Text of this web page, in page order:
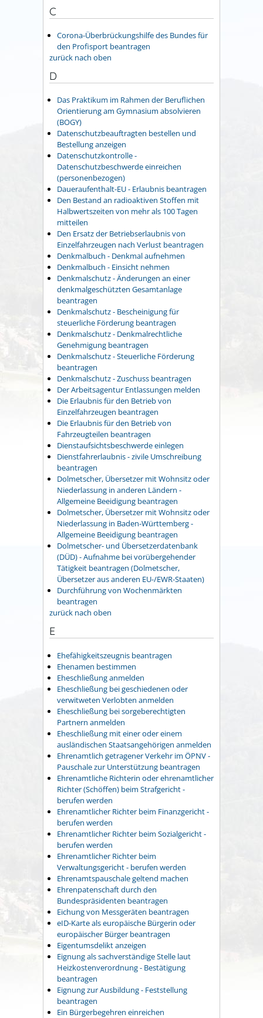
C
Corona-Überbrückungshilfe des Bundes für
den Profisport beantragen
zurück nach oben
D
Das Praktikum im Rahmen der Beruflichen
Orientierung am Gymnasium absolvieren
(BOGY)
Datenschutzbeauftragten bestellen und
Bestellung anzeigen
Datenschutzkontrolle -
Datenschutzbeschwerde einreichen
(personenbezogen)
Daueraufenthalt-EU - Erlaubnis beantragen
Den Bestand an radioaktiven Stoffen mit
Halbwertszeiten von mehr als 100 Tagen
mitteilen
Den Ersatz der Betriebserlaubnis von
Einzelfahrzeugen nach Verlust beantragen
Denkmalbuch - Denkmal aufnehmen
Denkmalbuch - Einsicht nehmen
Denkmalschutz - Änderungen an einer
denkmalgeschützten Gesamtanlage
beantragen
Denkmalschutz - Bescheinigung für
steuerliche Förderung beantragen
Denkmalschutz - Denkmalrechtliche
Genehmigung beantragen
Denkmalschutz - Steuerliche Förderung
beantragen
Denkmalschutz - Zuschuss beantragen
Der Arbeitsagentur Entlassungen melden
Die Erlaubnis für den Betrieb von
Einzelfahrzeugen beantragen
Die Erlaubnis für den Betrieb von
Fahrzeugteilen beantragen
Dienstaufsichtsbeschwerde einlegen
Dienstfahrerlaubnis - zivile Umschreibung
beantragen
Dolmetscher, Übersetzer mit Wohnsitz oder
Niederlassung in anderen Ländern -
Allgemeine Beeidigung beantragen
Dolmetscher, Übersetzer mit Wohnsitz oder
Niederlassung in Baden-Württemberg -
Allgemeine Beeidigung beantragen
Dolmetscher- und Übersetzerdatenbank
(DÜD) - Aufnahme bei vorübergehender
Tätigkeit beantragen (Dolmetscher,
Übersetzer aus anderen EU-/EWR-Staaten)
Durchführung von Wochenmärkten
beantragen
zurück nach oben
E
Ehefähigkeitszeugnis beantragen
Ehenamen bestimmen
Eheschließung anmelden
Eheschließung bei geschiedenen oder
verwitweten Verlobten anmelden
Eheschließung bei sorgeberechtigten
Partnern anmelden
Eheschließung mit einer oder einem
ausländischen Staatsangehörigen anmelden
Ehrenamtlich getragener Verkehr im ÖPNV -
Pauschale zur Unterstützung beantragen
Ehrenamtliche Richterin oder ehrenamtlicher
Richter (Schöffen) beim Strafgericht -
berufen werden
Ehrenamtlicher Richter beim Finanzgericht -
berufen werden
Ehrenamtlicher Richter beim Sozialgericht -
berufen werden
Ehrenamtlicher Richter beim
Verwaltungsgericht - berufen werden
Ehrenamtspauschale geltend machen
Ehrenpatenschaft durch den
Bundespräsidenten beantragen
Eichung von Messgeräten beantragen
eID-Karte als europäische Bürgerin oder
europäischer Bürger beantragen
Eigentumsdelikt anzeigen
Eignung als sachverständige Stelle laut
Heizkostenverordnung - Bestätigung
beantragen
Eignung zur Ausbildung - Feststellung
beantragen
Ein Bürgerbegehren einreichen